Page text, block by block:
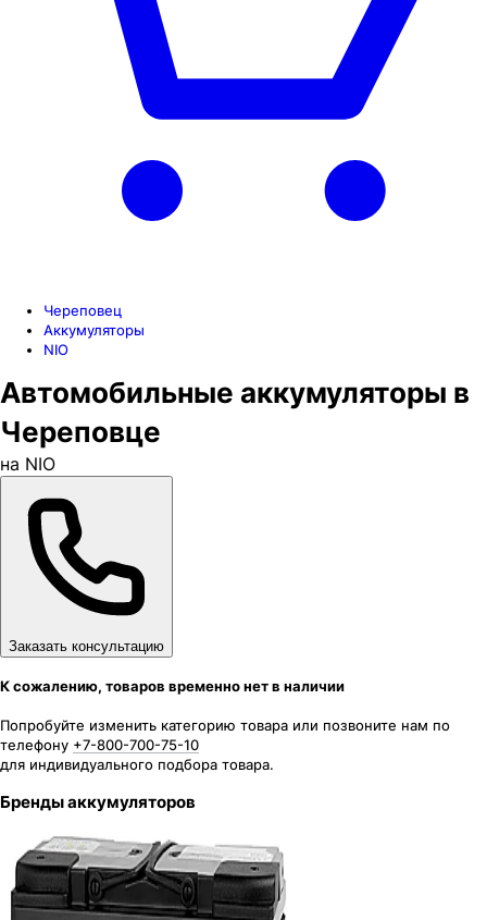
Череповец
Аккумуляторы
NIO
Автомобильные аккумуляторы в
Череповце
на NIO
Заказать консультацию
К сожалению, товаров временно нет в наличии
Попробуйте изменить категорию товара или позвоните нам по
телефону +7-800-700-75-10
для индивидуального подбора товара.
Бренды аккумуляторов